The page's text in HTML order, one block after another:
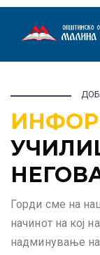
Горди сме на
начинот на кој
надминување на